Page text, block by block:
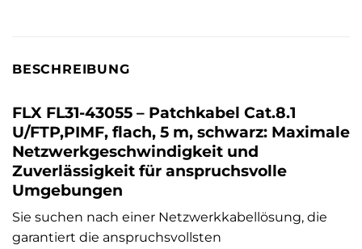
BESCHREIBUNG
FLX FL31-43055 – Patchkabel Cat.8.1
U/FTP,PIMF, flach, 5 m, schwarz: Maximale
Netzwerkgeschwindigkeit und
Zuverlässigkeit für anspruchsvolle
Umgebungen
Sie suchen nach einer Netzwerkkabellösung, die
garantiert die anspruchsvollsten